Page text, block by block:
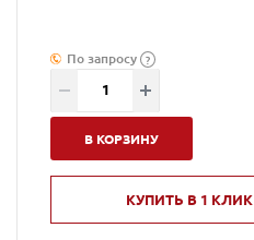
По запросу ?
В КОРЗИНУ
КУПИТЬ В 1 КЛИК